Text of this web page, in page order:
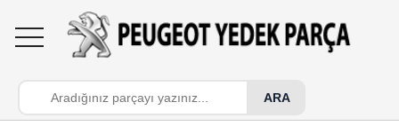
toggle
navigation